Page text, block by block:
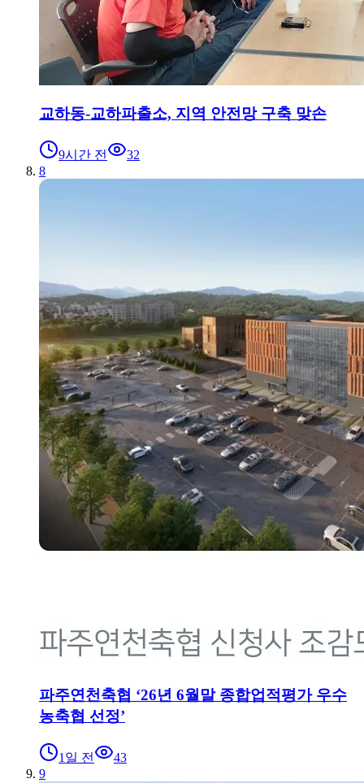
교하동-교하파출소, 지역 안전망 구축 맞손
9시간 전
32
8
파주연천축협 ‘26년 6월말 종합업적평가 우수
농축협 선정’
1일 전
43
9